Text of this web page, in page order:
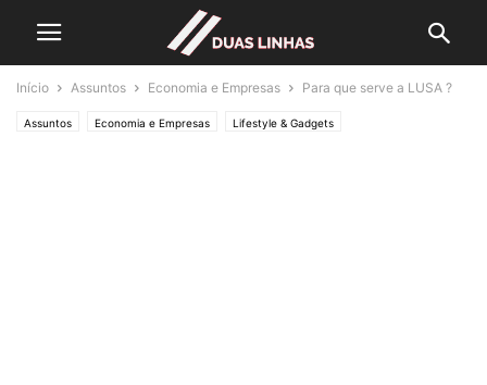
Início Assuntos Economia e Empresas Para que serve a LUSA ?
Assuntos Economia e Empresas Lifestyle & Gadgets